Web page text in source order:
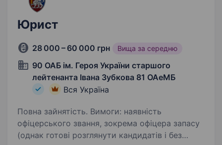
Юрист
28 000 – 60 000 грн Вища за середню
90 ОАБ ім. Героя України старшого
лейтенанта Івана Зубкова 81 ОАеМБ
Вся Україна
Повна зайнятість. Вимоги: наявність
офіцерського звання, зокрема офіцера запасу
(однак готові розглянути кандидатів і без